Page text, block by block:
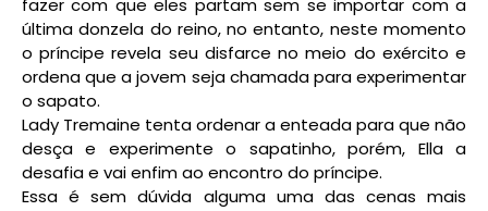
fazer com que eles partam sem se importar com a
última donzela do reino, no entanto, neste momento
o príncipe revela seu disfarce no meio do exército e
ordena que a jovem seja chamada para experimentar
o sapato.
Lady Tremaine tenta ordenar a enteada para que não
desça e experimente o sapatinho, porém, Ella a
desafia e vai enfim ao encontro do príncipe.
Essa é sem dúvida alguma uma das cenas mais